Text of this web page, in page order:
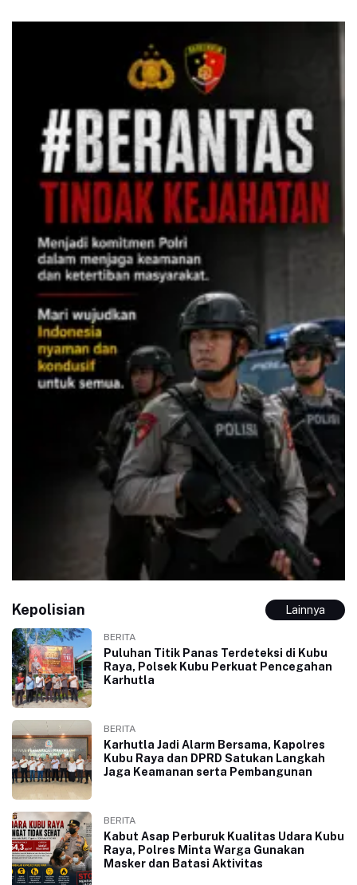
Kepolisian Lainnya
BERITA
Puluhan Titik Panas Terdeteksi di Kubu
Raya, Polsek Kubu Perkuat Pencegahan
Karhutla
BERITA
Karhutla Jadi Alarm Bersama, Kapolres
Kubu Raya dan DPRD Satukan Langkah
Jaga Keamanan serta Pembangunan
BERITA
Kabut Asap Perburuk Kualitas Udara Kubu
Raya, Polres Minta Warga Gunakan
Masker dan Batasi Aktivitas